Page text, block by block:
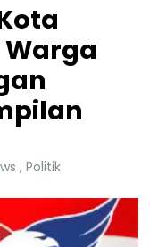
,Politik